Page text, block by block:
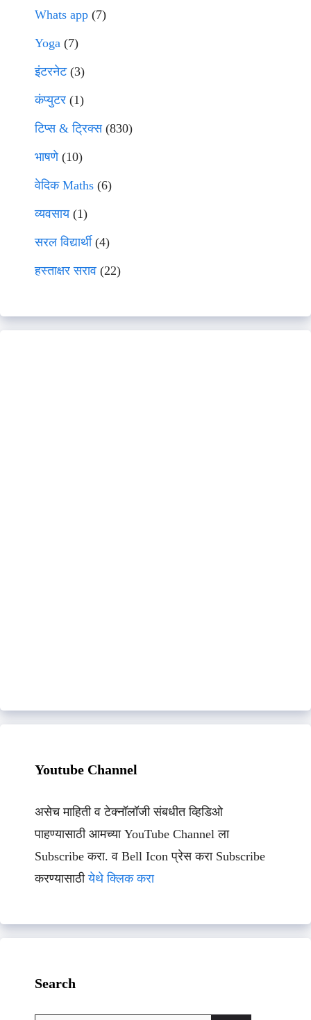
Whats app (7)
Yoga (7)
इंटरनेट(3)
कंप्युटर (1)
टिप्स & ट्रिक्स(830)
भाषणे(10)
वेदिक Maths (6)
व्यवसाय(1)
सरल विद्यार्थी(4)
हस्ताक्षर सराव (22)
Youtube Channel
असेच माहिती व टेक्नॉलॉजी संबधीत व्हिडिओ
पाहण्यासाठी आमच्या YouTube Channel ला
Subscribe करा. व Bell Icon प्रेस करा Subscribe
करण्यासाठीयेथे क्लिक करा
Search